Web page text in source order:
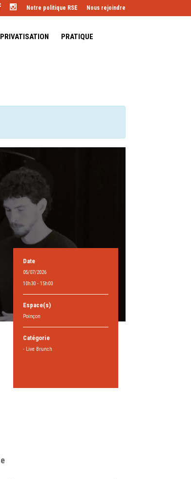
Notre politique RSE Nous rejoindre
PRIVATISATION PRATIQUE
Date
05/07/2026
10h30 - 15h00
Espace(s)
Poinçon
Catégorie
- Live Brunch
le